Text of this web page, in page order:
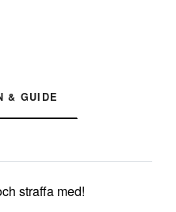
& GUIDE
straffa med!